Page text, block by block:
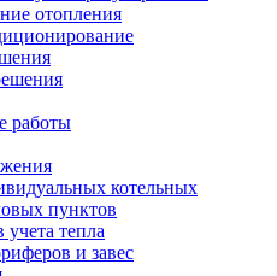
отопления
работы
котельных
пунктов
тепла
и завес